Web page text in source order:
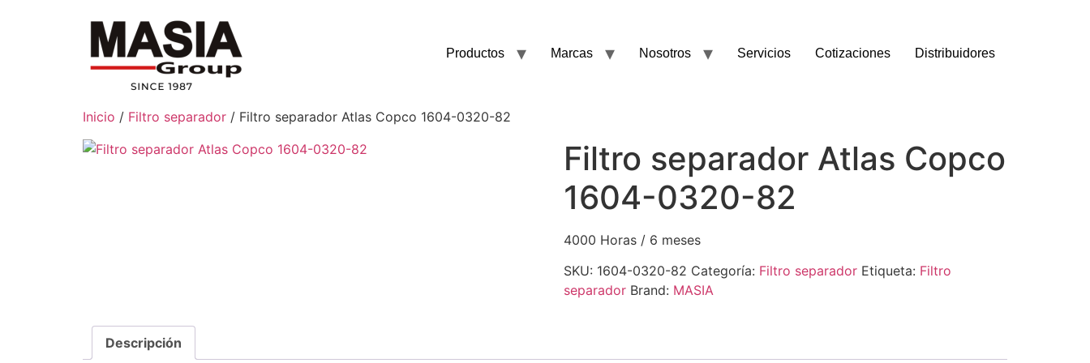
Productos Marcas Nosotros Servicios Cotizaciones Distribuidores
Inicio / Filtro separador / Filtro separador Atlas Copco 1604-0320-82
Filtro separador Atlas Copco
1604-0320-82
4000 Horas / 6 meses
SKU: 1604-0320-82 Categoría: Filtro separador Etiqueta: Filtro
separador Brand: MASIA
Descripción